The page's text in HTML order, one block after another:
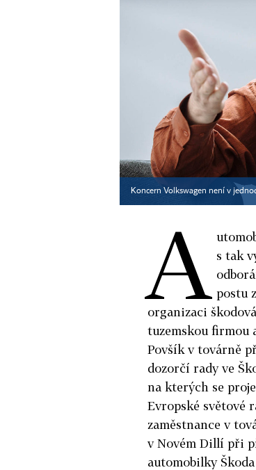
Koncern Volkswagen není v
A s tak
postu
organizaci
tuzemskou firmou
Povšík v továrně
dozorčí rady ve
na kterých se
Evropské světové
zaměstnance v
v Novém Dillí při
automobilky